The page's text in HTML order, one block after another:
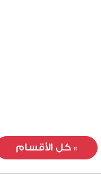
» كل الأقسام